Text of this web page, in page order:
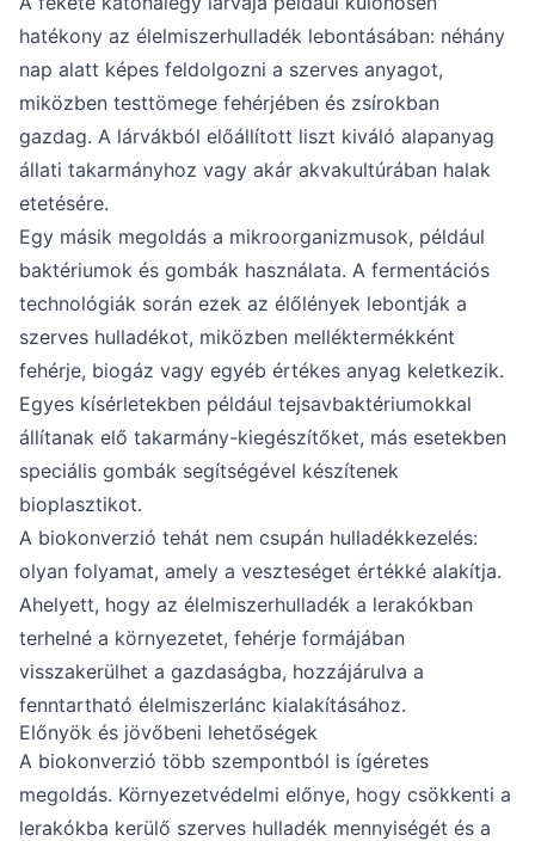
hatékony az élelmiszerhulladék lebontásában: néhány
nap alatt képes feldolgozni a szerves anyagot,
miközben testtömege fehérjében és zsírokban
gazdag. A lárvákból előállított liszt kiváló alapanyag
állati takarmányhoz vagy akár akvakultúrában halak
etetésére.
Egy másik megoldás a mikroorganizmusok, például
baktériumok és gombák használata. A fermentációs
technológiák során ezek az élőlények lebontják a
szerves hulladékot, miközben melléktermékként
fehérje, biogáz vagy egyéb értékes anyag keletkezik.
Egyes kísérletekben például tejsavbaktériumokkal
állítanak elő takarmány-kiegészítőket, más esetekben
speciális gombák segítségével készítenek
bioplasztikot.
A biokonverzió tehát nem csupán hulladékkezelés:
olyan folyamat, amely a veszteséget értékké alakítja.
Ahelyett, hogy az élelmiszerhulladék a lerakókban
terhelné a környezetet, fehérje formájában
visszakerülhet a gazdaságba, hozzájárulva a
fenntartható élelmiszerlánc kialakításához.
Előnyök és jövőbeni lehetőségek
A biokonverzió több szempontból is ígéretes
megoldás. Környezetvédelmi előnye, hogy csökkenti a
lerakókba kerülő szerves hulladék mennyiségét és a